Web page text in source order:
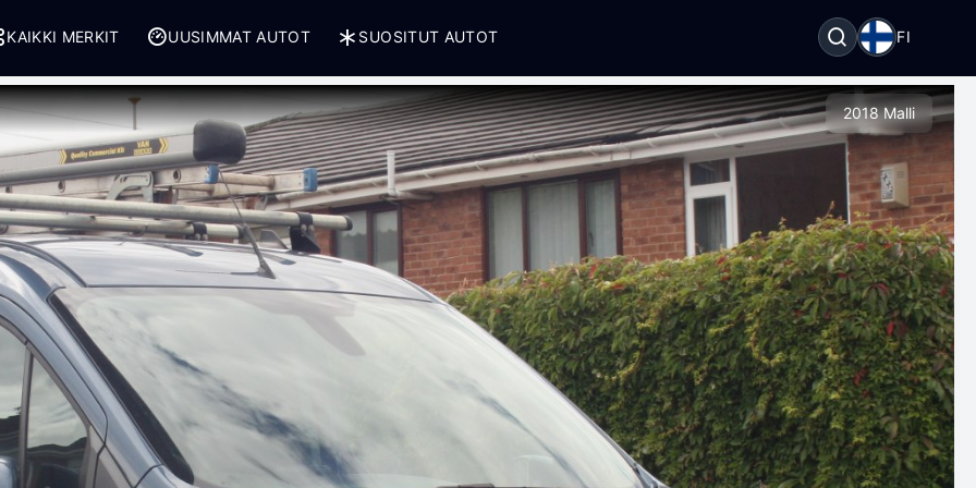
KAIKKI MERKIT UUSIMMAT AUTOT SUOSITUT AUTOT FI
2018 Malli